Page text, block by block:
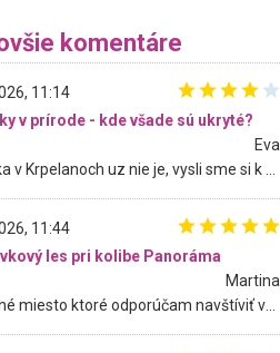
komentáre
11:14
v prírode - kde všade sú ukryté?
Eva
11:44
les pri kolibe Panoráma
Martina